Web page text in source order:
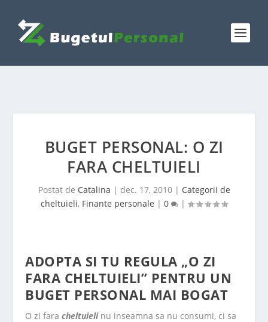
BUGET PERSONAL: O ZI
FARA CHELTUIELI
Postat de Catalina | dec. 17, 2010| Categorii de
cheltuieli, Finante personale | 0 |
ADOPTA SI TU REGULA „O ZI
FARA CHELTUIELI” PENTRU UN
BUGET PERSONAL MAI BOGAT
O zi faracheltuieli nu inseamna sa nu consumi, ci sa